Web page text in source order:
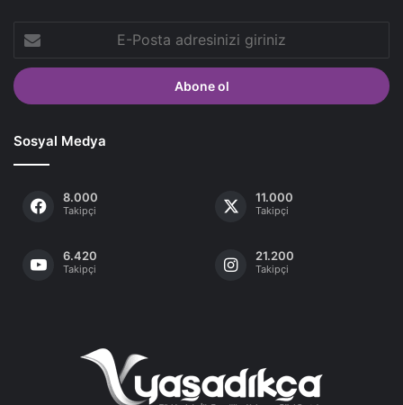
Posta
adresinizi
giriniz
Sosyal Medya
8.000
Takipçi
11.000
Takipçi
6.420
Takipçi
21.200
Takipçi